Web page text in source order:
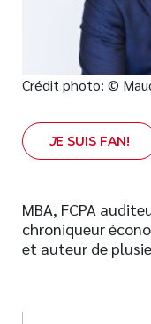
Nouveautés
Numérique
Livres audio
Page vedette
À PROPOS
CONTACT
Crédit photo: ©
JE SUIS FAN!
MBA, FCPA
chroniqueur
et auteur de